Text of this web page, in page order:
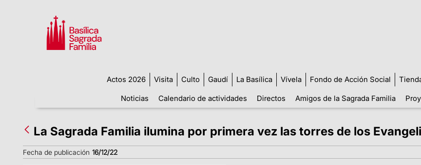
Actos 2026 Visita Culto Gaudí La Basílica Vívela Fondo de Acción Social
Noticias
Calendario de actividades Directos Amigos de la Sagrada Familia
La Sagrada Familia ilumina por primera vez las torres de los
Fecha de publicación 16/12/22